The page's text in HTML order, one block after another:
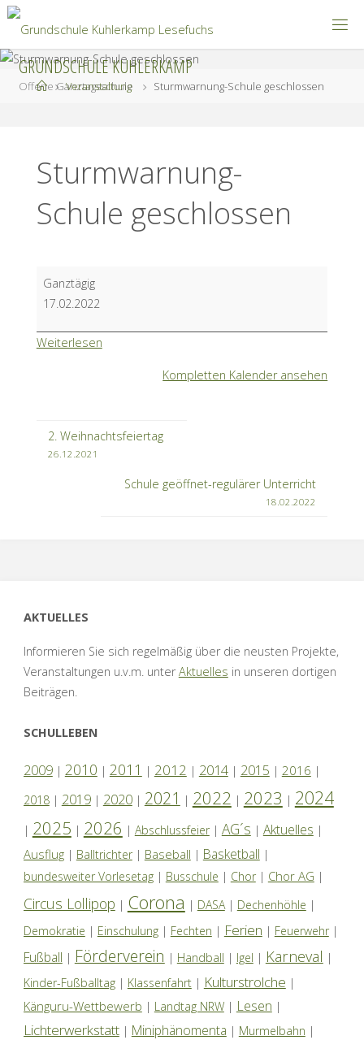
Zum
Inhalt
springen
GRUNDSCHULE KUHLERKAMP
Offene Ganztagsschule
StartVeranstaltung Sturmwarnung-Schule geschlossen
Sturmwarnung-
Schule geschlossen
Sturmwarnung-
Schule
Ganztägig
17.02.2022
Weiterlesen
Kompletten Kalender ansehen
2. Weihnachtsfeiertag
26.12.2021
Schule geöffnet-regulärer Unterricht
18.02.2022
AKTUELLES
Informieren Sie sich regelmäßig über die neusten Projekte,
Veranstaltungen u.v.m. unterAktuelles in unseren dortigen
Beiträgen.
SCHULLEBEN
2009| 2010 | 2011 | 2012 | 2014| 2015 | 2016 |
2018| 2019| 2020| 2021 | 2022 | 2023 | 2024
| 2025 | 2026 | Abschlussfeier| AG´s | Aktuelles |
Ausflug| Balltrichter| Baseball | Basketball |
bundesweiter Vorlesetag| Busschule | Chor| Chor AG |
Circus Lollipop | Corona | DASA| Dechenhöhle |
Demokratie | Einschulung| Fechten | Ferien | Feuerwehr|
Fußball | Förderverein | Handball | Igel | Karneval |
Kinder-Fußballtag| Klassenfahrt| Kulturstrolche |
Känguru-Wettbewerb | Landtag NRW| Lesen |
Lichterwerkstatt| Miniphänomenta | Murmelbahn |